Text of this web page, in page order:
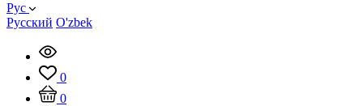
Рус
Русский O'zbek
0
0